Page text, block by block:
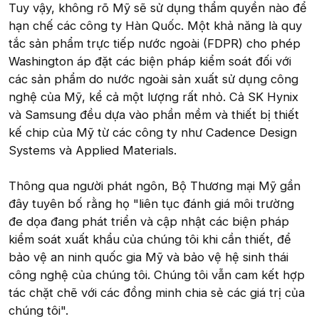
Tuy vậy, không rõ Mỹ sẽ sử dụng thẩm quyền nào để
hạn chế các công ty Hàn Quốc. Một khả năng là quy
tắc sản phẩm trực tiếp nước ngoài (FDPR) cho phép
Washington áp đặt các biện pháp kiểm soát đối với
các sản phẩm do nước ngoài sản xuất sử dụng công
nghệ của Mỹ, kể cả một lượng rất nhỏ. Cả SK Hynix
và Samsung đều dựa vào phần mềm và thiết bị thiết
kế chip của Mỹ từ các công ty như Cadence Design
Systems và Applied Materials.
Thông qua người phát ngôn, Bộ Thương mại Mỹ gần
đây tuyên bố rằng họ "liên tục đánh giá môi trường
đe dọa đang phát triển và cập nhật các biện pháp
kiểm soát xuất khẩu của chúng tôi khi cần thiết, để
bảo vệ an ninh quốc gia Mỹ và bảo vệ hệ sinh thái
công nghệ của chúng tôi. Chúng tôi vẫn cam kết hợp
tác chặt chẽ với các đồng minh chia sẻ các giá trị của
chúng tôi".